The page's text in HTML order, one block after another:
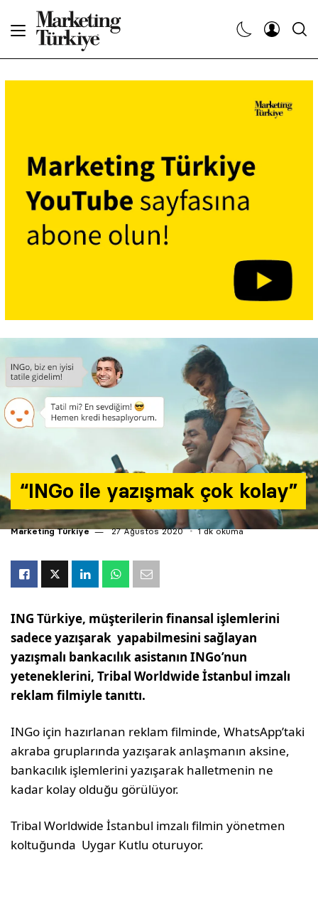
“INGo ile yazışmak çok kolay”
Marketing Türkiye 27 Ağustos 2020 1 dk okuma
ING Türkiye, müşterilerin finansal işlemlerini
sadece yazışarak yapabilmesini sağlayan
yazışmalı bankacılık asistanın INGo’nun
yeteneklerini, Tribal Worldwide İstanbul imzalı
reklam filmiyle tanıttı.
INGo için hazırlanan reklam filminde, WhatsApp’taki
akraba gruplarında yazışarak anlaşmanın aksine,
bankacılık işlemlerini yazışarak halletmenin ne
kadar kolay olduğu görülüyor.
Tribal Worldwide İstanbul imzalı filmin yönetmen
koltuğunda Uygar Kutlu oturuyor.
Dergiler
Etkinlikler
Araştırma